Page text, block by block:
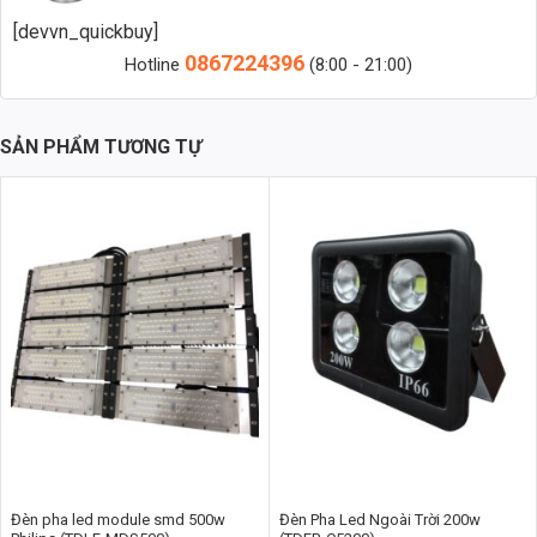
Đèn Led âm nước là loại đèn chuyên dụng được thiết kế để lắp đặt
hoặc hồ cá. Với khả năng chống nước tuyệt đối theo chuẩn IP68, đèn
âm nước đảm bảo hoạt động ổn định và an toàn trong môi trường
ẩm ướt, giúp tạo hiệu ứng ánh sáng lung linh cho không gian dưới
Đèn Led Âm Nước 3w (TDLAN-D3) của Thành Đạt Led không chỉ đáp
ứng các tiêu chuẩn về chất lượng và an toàn mà còn mang đến
những lợi ích vượt trội so với các sản phẩm thông thường.
2.1. Tiết Kiệm Điện Năng Hiệu Quả
Với công suất chỉ 3W, đèn Led âm nước 3W rất tiết kiệm điện nhưng
vẫn mang lại ánh sáng ổn định, đủ để làm nổi bật các chi tiết nhỏ
trong hồ bơi, tiểu cảnh hay đài phun nước. Điều này giúp giảm đáng
[devvn_quickbuy]
Hotline 0867224396 (8:00 - 21:00)
SẢN PHẨM TƯƠNG TỰ
Đèn pha led module smd 500w
Đèn Pha Led Ngoài Trời 200w